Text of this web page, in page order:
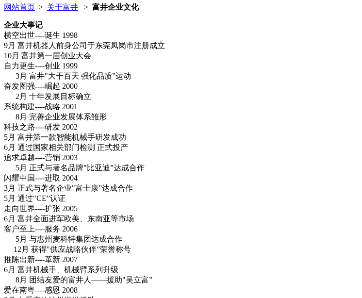
网站首页 > 关于富井 > 富井企业文化
企业大事记
横空出世----诞生 1998
9月 富井机器人前身公司于东莞凤岗市注册成立
10月 富井第一届创业大会
自力更生----创业 1999
3月 富井"大干百天 强化品质”运动
奋发图强----崛起 2000
2月 十年发展目标确立
系统构建----战略 2001
8月 完善企业发展体系雏形
科技之路----研发 2002
5月 富井第一款智能机械手研发成功
6月 通过国家相关部门检测 正式投产
追求卓越----营销 2003
5月 正式与著名品牌"比亚迪”达成合作
闪耀中国----进取 2004
3月 正式与著名企业"富士康”达成合作
5月 通过"CE”认证
走向世界----扩张 2005
6月 富井全面进军欧美、东南亚等市场
客户至上----服务 2006
5月 与惠州麦科特集团达成合作
12月 获得"供应战略伙伴”荣誉称号
推陈出新----革新 2007
6月 富井机械手、机械臂系列升级
8月 团结友爱的富井人——援助"吴立富”
爱在南粤----感恩 2008